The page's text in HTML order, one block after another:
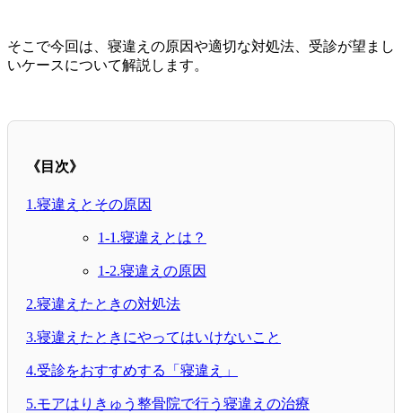
そこで今回は、寝違えの原因や適切な対処法、受診が望まし
いケースについて解説します。
《目次》
1.寝違えとその原因
1-1.寝違えとは？
1-2.寝違えの原因
2.寝違えたときの対処法
3.寝違えたときにやってはいけないこと
4.受診をおすすめする「寝違え」
5.モアはりきゅう整骨院で行う寝違えの治療